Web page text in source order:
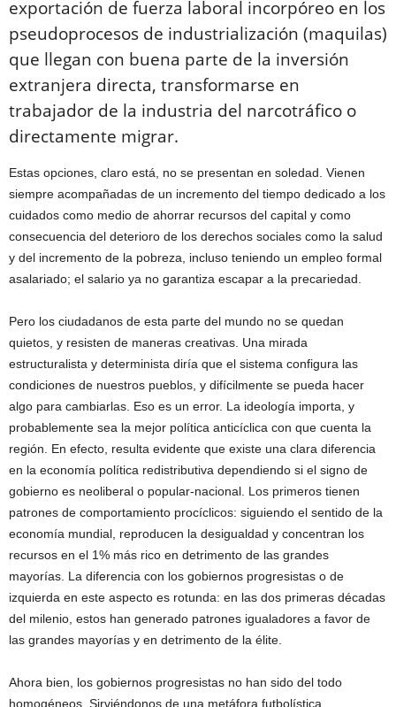
exportación de fuerza laboral incorpóreo en los
pseudoprocesos de industrialización (maquilas)
que llegan con buena parte de la inversión
extranjera directa, transformarse en
trabajador de la industria del narcotráfico o
directamente migrar.
Estas opciones, claro está, no se presentan en soledad. Vienen
siempre acompañadas de un incremento del tiempo dedicado a los
cuidados como medio de ahorrar recursos del capital y como
consecuencia del deterioro de los derechos sociales como la salud
y del incremento de la pobreza, incluso teniendo un empleo formal
asalariado; el salario ya no garantiza escapar a la precariedad.
Pero los ciudadanos de esta parte del mundo no se quedan
quietos, y resisten de maneras creativas. Una mirada
estructuralista y determinista diría que el sistema configura las
condiciones de nuestros pueblos, y difícilmente se pueda hacer
algo para cambiarlas. Eso es un error. La ideología importa, y
probablemente sea la mejor política anticíclica con que cuenta la
región. En efecto, resulta evidente que existe una clara diferencia
en la economía política redistributiva dependiendo si el signo de
gobierno es neoliberal o popular-nacional. Los primeros tienen
patrones de comportamiento procíclicos: siguiendo el sentido de la
economía mundial, reproducen la desigualdad y concentran los
recursos en el 1% más rico en detrimento de las grandes
mayorías. La diferencia con los gobiernos progresistas o de
izquierda en este aspecto es rotunda: en las dos primeras décadas
del milenio, estos han generado patrones igualadores a favor de
las grandes mayorías y en detrimento de la élite.
Ahora bien, los gobiernos progresistas no han sido del todo
homogéneos. Sirviéndonos de una metáfora futbolística,